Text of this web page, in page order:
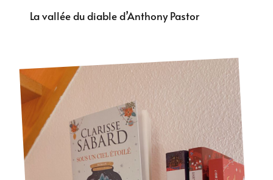
La vallée du diable d’Anthony Pastor